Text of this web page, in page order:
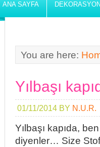
ANA SAYFA DEKORASYON
You are here:
Yılbaşı
01/11/2014 BY N.U.R.
Yılbaşı kapıda,
diyenler… Size